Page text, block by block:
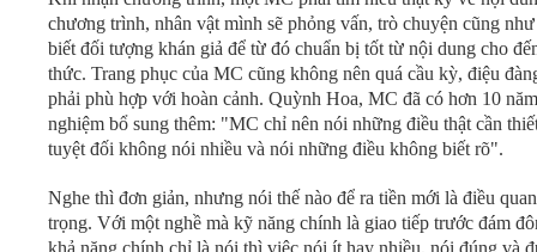
chương trình, nhân vật mình sẽ phỏng vấn, trò chuyện cũng
biết đối tượng khán giả để từ đó chuẩn bị tốt từ nội dung cho
thức. Trang phục của MC cũng không nên quá cầu kỳ, điệu
phải phù hợp với hoàn cảnh. Quỳnh Hoa, MC đã có hơn 10
nghiệm bổ sung thêm: "MC chỉ nên nói những điều thật cần
tuyệt đối không nói nhiều và nói những điều không biết rõ".
Nghe thì đơn giản, nhưng nói thế nào để ra tiền mới là điều quan
trọng. Với một nghề mà kỹ năng chính là giao tiếp trước đám
khả năng chính chỉ là nói thì việc nói ít hay nhiều, nói đúng và